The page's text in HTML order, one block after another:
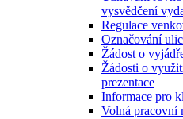
vysvědčení
Regulace
Označování
Žádost o
Žádosti o
prezentace
Informace pro
Volná pracovní